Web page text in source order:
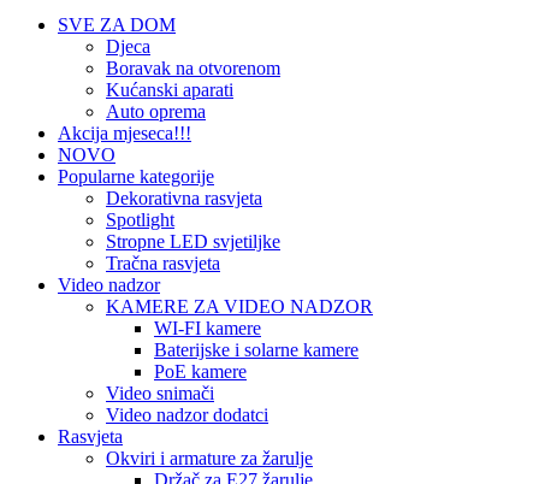
SVE ZA DOM
Djeca
Boravak na otvorenom
Kućanski aparati
Auto oprema
Akcija mjeseca!!!
NOVO
Popularne kategorije
Dekorativna rasvjeta
Spotlight
Stropne LED svjetiljke
Tračna rasvjeta
Video nadzor
KAMERE ZA VIDEO NADZOR
WI-FI kamere
Baterijske i solarne kamere
PoE kamere
Video snimači
Video nadzor dodatci
Rasvjeta
Okviri i armature za žarulje
Držač za E27 žarulje